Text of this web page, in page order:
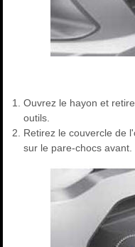
Ouvrez le hayon et
outils.
Retirez le couvercle de
sur le pare-chocs avant.